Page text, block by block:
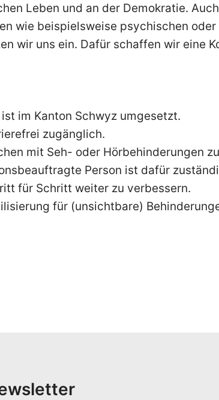
Leben und an der Demokratie.
wie beispielsweise psychischen
wir uns ein. Dafür schaffen wir eine
im Kanton Schwyz umgesetzt.
zugänglich.
mit Seh- oder Hörbehinderungen
Person ist dafür
für Schritt weiter zu verbessern.
für (unsichtbare)